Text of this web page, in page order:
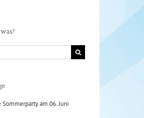
Sommerparty am 06. Juni